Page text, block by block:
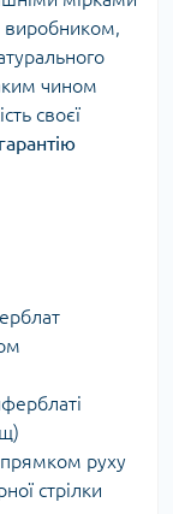
чином
своєї
гарантію
руху
стрілки